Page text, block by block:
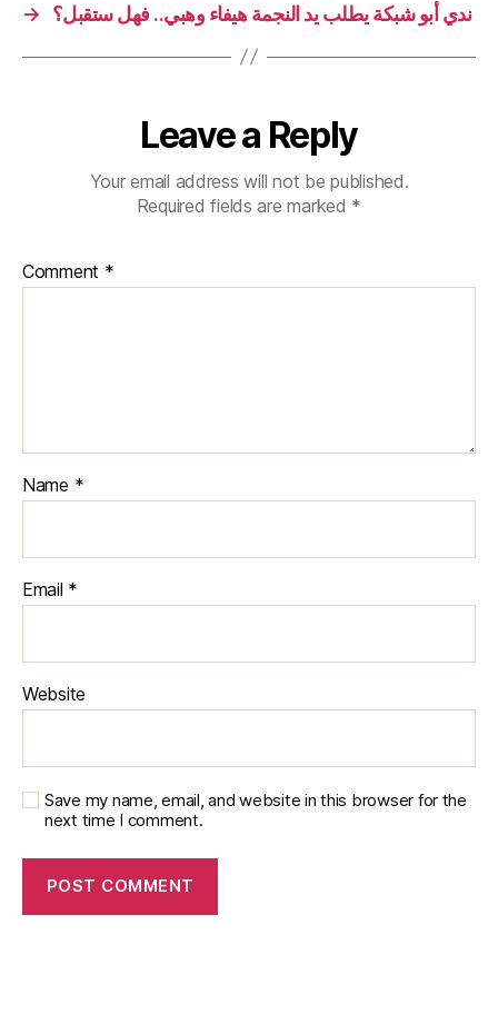
→
ندي أبو شبكة يطلب يد النجمة هيفاء وهبي.. فهل ستقبل؟
Leave a Reply
Your email address will not be published.
Required fields are marked *
Comment *
Name *
Email *
Website
Save my name, email, and website in this browser for the
next time I comment.